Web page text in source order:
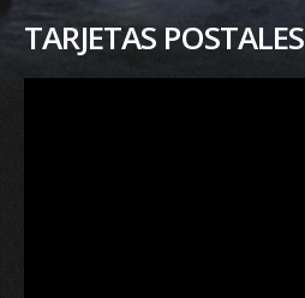
TARJETAS POSTALES